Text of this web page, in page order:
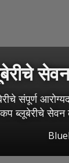
संपूर्ण
ब्लूबेरीचे